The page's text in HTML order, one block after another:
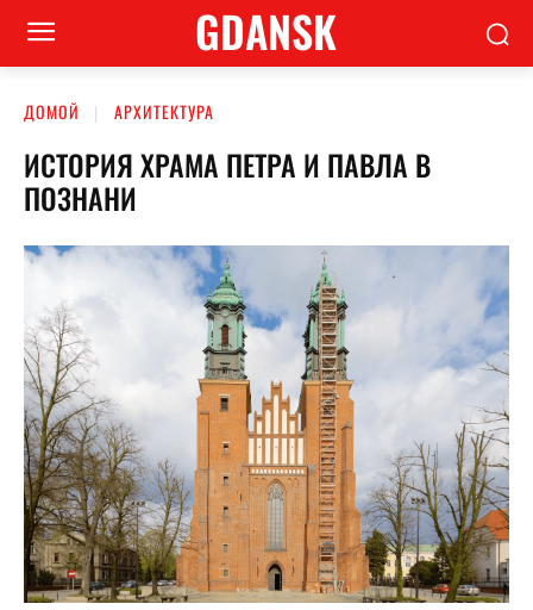
GDANSK
ДОМОЙ АРХИТЕКТУРА
ИСТОРИЯ ХРАМА ПЕТРА И ПАВЛА В
ПОЗНАНИ